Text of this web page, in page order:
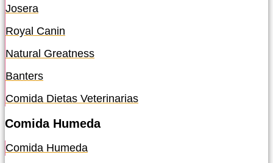
Josera
Royal Canin
Natural Greatness
Banters
Comida Dietas Veterinarias
Comida Humeda
Comida Humeda